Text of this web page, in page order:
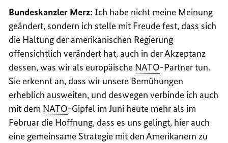
Bundeskanzler Merz:Ich habe nicht meine Meinung
geändert, sondern ich stelle mit Freude fest, dass sich
die Haltung der amerikanischen Regierung
offensichtlich verändert hat, auch in der Akzeptanz
dessen, was wir als europäische NATO-Partner tun.
Sie erkennt an, dass wir unsere Bemühungen
erheblich ausweiten, und deswegen verbinde ich auch
mit dem NATO-Gipfel im Juni heute mehr als im
Februar die Hoffnung, dass es uns gelingt, hier auch
eine gemeinsame Strategie mit den Amerikanern zu